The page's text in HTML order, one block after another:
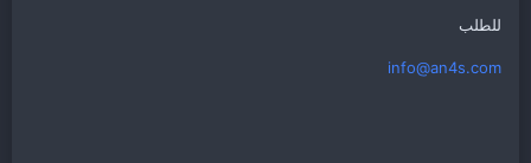
للطلب
info@an4s.com